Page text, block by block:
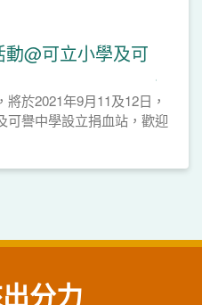
@可立小學及可
於2021年9月11及12日，
可譽中學設立捐血站，歡迎
分力